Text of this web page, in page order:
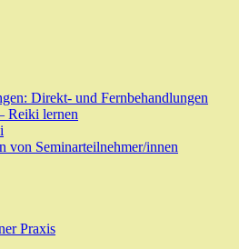
Direkt- und Fernbehandlungen
Reiki lernen
von Seminarteilnehmer/innen
Praxis